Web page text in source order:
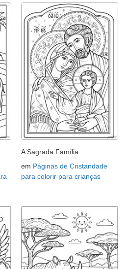
A Sagrada Família
em Páginas de Cristandade
para colorir para crianças